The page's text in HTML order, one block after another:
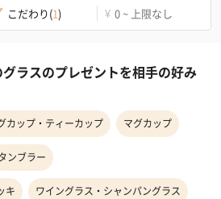
こだわり(1) ¥ 0 ~ 上限なし
ラスのプレゼントを相手の好み
カップ・ティーカップ マグカップ
ンブラー
キ ワイングラス・シャンパングラス